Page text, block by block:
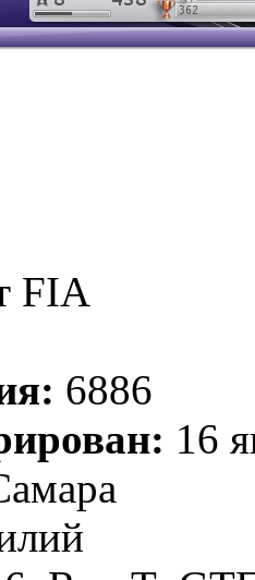
FIA
6886
16